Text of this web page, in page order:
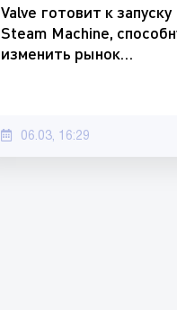
Valve готовит к запуску
Steam Machine,
изменить рынок…
06.03, 16:29